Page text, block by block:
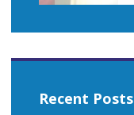
Recent Posts